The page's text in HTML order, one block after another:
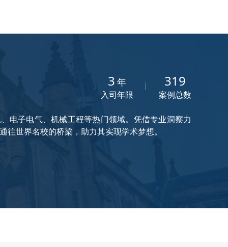
3 年
入司年限
319
案例总数
电子电气、机械工程等热门领域。凭借专业洞察力
世界名校的桥梁，助力其实现学术梦想。